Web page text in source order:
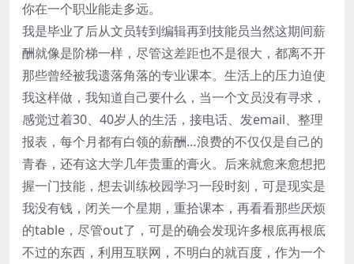
你在一个职业能走多远。
我是毕业了后从文员转到编辑再到技能员当然这期间薪
酬就像是阶梯一样，尽管这差距也不是很大，都离不开
那些曾经被我遗落角落的专业课本。生活上的压力迫使
我这样做，我知道自己要什么，当一个文员没有寻求，
感觉过着30、40岁人的生活，接电话、发email、整理
报表，每个月都有白领的薪酬…浪费的不仅仅是自己的
青春，还有这大学几年贵重的膏火。后来就愈来愈想把
握一门技能，想去训练校园学习一段时刻，可是现实是
我没有钱，闭关一个星期，重拾课本，再看看那些厌烦
的table，尽管out了，可是的确会发现许多根底再根底
不过的东西，利用互联网，不明白的就百度，作为一个